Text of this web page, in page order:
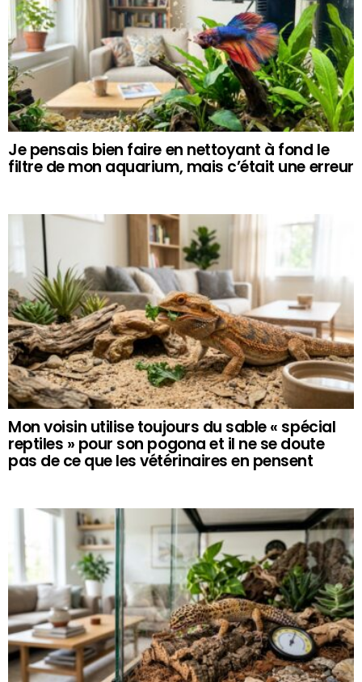
Je pensais bien faire en nettoyant à fond le
filtre de mon aquarium, mais c’était une erreur
Mon voisin utilise toujours du sable « spécial
reptiles » pour son pogona et il ne se doute
pas de ce que les vétérinaires en pensent